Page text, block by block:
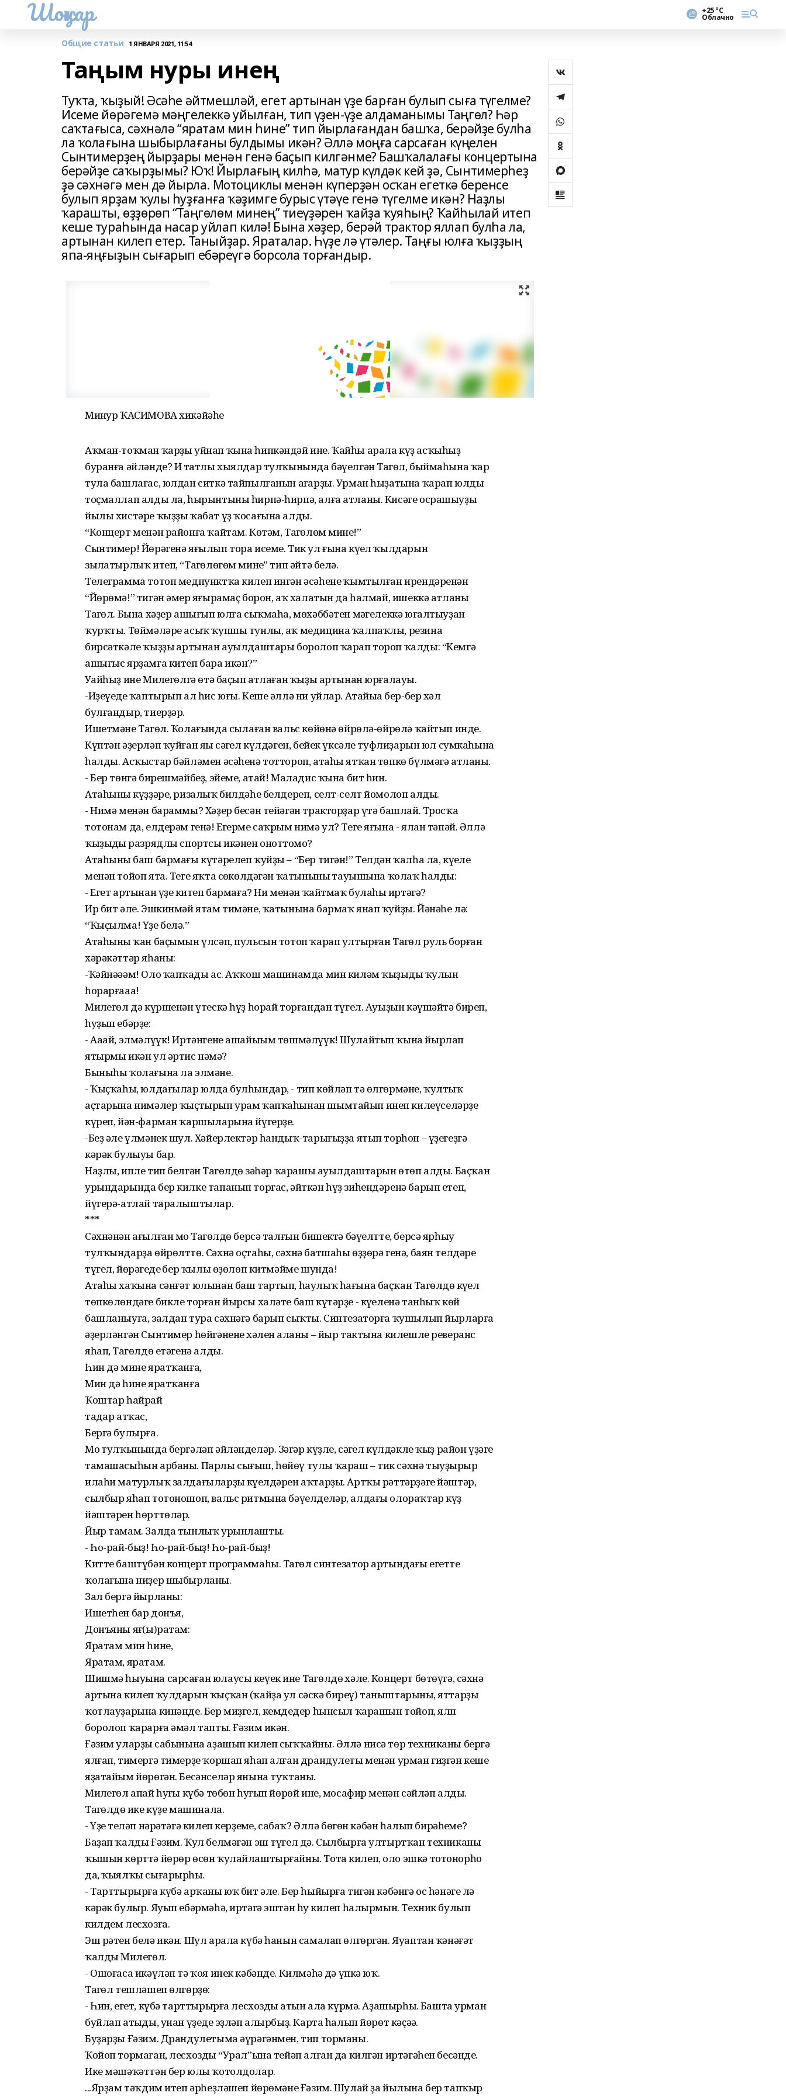
Шоңҡар +25 °С
Облачно
Общие статьи 1 ЯНВАРЯ 2021, 11:54
Таңым нуры инең
Туҡта, ҡыҙый! Әсәһе әйтмешләй, егет артынан үҙе барған булып сыға түгелме?
Исеме йөрәгемә мәңгелеккә уйылған, тип үҙен-үҙе алдаманымы Таңгөл? Һәр
саҡтағыса, сәхнәлә “яратам мин һине” тип йырлағандан башҡа, берәйҙе булһа
ла ҡолағына шыбырлағаны булдымы икән? Әллә моңға сарсаған күңелен
Сынтимерҙең йырҙары менән генә баҫып килгәнме? Башҡалалағы концертына
берәйҙе саҡырҙымы? Юҡ! Йырлағың килһә, матур күлдәк кей ҙә, Сынтимерһеҙ
ҙә сәхнәгә мен дә йырла. Мотоциклы менән күперҙән осҡан егеткә беренсе
булып ярҙам ҡулы һуҙғанға ҡәҙимге бурыс үтәүе генә түгелме икән? Наҙлы
ҡарашты, өҙҙөрөп “Таңгөлөм минең” тиеүҙәрен ҡайҙа ҡуяһың? Ҡайһылай итеп
кеше тураһында насар уйлап килә! Бына хәҙер, берәй трактор яллап булһа ла,
артынан килеп етер. Таныйҙар. Яраталар. Һүҙе лә үтәлер. Таңғы юлға ҡыҙҙың
япа-яңғыҙын сығарып ебәреүгә борсола торғандыр.
Миңнур ҠАСИМОВА хикәйәһе
Аҡман-тоҡман ҡарҙы уйнап ҡына һипкәндәй ине. Ҡайһы арала күҙ асҡыһыҙ
буранға әйләнде? Иң татлы хыялдар тулҡынында бәүелгән Таңгөл, быймаһына ҡар
тула башлағас, юлдан ситкә тайпылғанын аңғарҙы. Урман һыҙатына ҡарап юлды
тоҫмаллап алды ла, һырынтыны һирпә-һирпә, алға атланы. Кисәге осрашыуҙың
йылы хистәре ҡыҙҙы ҡабат үҙ ҡосағына алды.
“Концерт менән районға ҡайтам. Көтәм, Таңгөлөм минең!”
Сынтимер! Йөрәгенә яғылып тора исеме. Тик ул ғына күңел ҡылдарын
зыңлатырлыҡ итеп, “Таңгөлөгөм минең” тип әйтә белә.
Телеграмма тотоп медпунктҡа килеп ингән әсәһенең ҡымтылған ирендәренән
“Йөрөмә!” тигән әмер яңғырамаҫ борон, аҡ халатын да һалмай, ишеккә атланы
Таңгөл. Бына хәҙер ашығып юлға сыҡмаһа, мөхәббәтен мәңгелеккә юғалтыуҙан
ҡурҡты. Төймәләре асыҡ ҡупшы тунлы, аҡ медицина ҡалпаҡлы, резина
бирсәткәле ҡыҙҙың артынан ауылдаштары боролоп ҡарап тороп ҡалды: “Кемгә
ашығыс ярҙамға китеп бара икән?”
Уңайһыҙ ине Миңлегөлгә өтә баҫып атлаған ҡыҙы артынан юрғалауы.
-Иҙеүеңде ҡаптырып ал һис юғы. Кеше әллә ни уйлар. Атайыңа бер-бер хәл
булғандыр, тиерҙәр.
Ишетмәне Таңгөл. Ҡолағында сыңлаған вальс көйөнә өйрөлә-өйрөлә ҡайтып инде.
Күптән әҙерләп ҡуйған яңы сәңгел күлдәген, бейек үксәле туфлиҙарын юл сумкаһына
һалды. Асҡыстар бәйләмен әсәһенә тоттороп, атаһы ятҡан төпкө бүлмәгә атланы.
- Бер төнгә бирешмәйбеҙ, эйеме, атай! Маладис ҡына бит һин.
Атаһының күҙҙәре, ризалыҡ билдәһе белдереп, селт-селт йомолоп алды.
- Нимә менән бараммы? Хәҙер бесән тейәгән тракторҙар үтә башлай. Тросҡа
тотонам да, елдерәм генә! Егерме саҡрым нимә ул? Теге яғына - ялан тәпәй. Әллә
ҡыҙыңдың разрядлы спортсы икәнен оноттоңмо?
Атаһының баш бармағы күтәрелеп ҡуйҙы – “Бер тигән!” Телдән ҡалһа ла, күңеле
менән тойоп ята. Теге яҡта сөңкөлдәгән ҡатынының тауышына ҡолаҡ һалды:
- Егет артынан үҙең китеп бармаға? Ни менән ҡайтмаҡ булаһың иртәгә?
Ир бит әле. Эшкинмәй ятам тимәне, ҡатынына бармаҡ янап ҡуйҙы. Йәнәһе лә:
“Ҡыҫылма! Үҙе белә.”
Атаһының ҡан баҫымын үлсәп, пульсын тотоп ҡарап ултырған Таңгөл руль борған
хәрәкәттәр яһаны:
-Ҡәйнәәәм! Оло ҡапҡаңды ас. Аҡҡош машинамда мин киләм ҡыҙыңдың ҡулын
һорарғааа!
Миңлегөл дә күршенән үтескә һүҙ һорай торғандан түгел. Ауыҙын кәүшәйтә биреп,
һуҙып ебәрҙе:
- Ааай, элмәлүүк! Иртәнгене ашайыым төшмәлүүк! Шулайтып ҡына йырлап
ятырмы икән ул әртис нәмәң?
Быныһы ҡолағына ла элмәне.
- Ҡыҫҡаһы, юлдағылар юлда булһындар, - тип көйләп тә өлгөрмәне, ҡултыҡ
аҫтарына нимәлер ҡыҫтырып урам ҡапҡаһынан шымтайып инеп килеүселәрҙе
күреп, йән-фарман ҡаршыларына йүгерҙе.
-Беҙ әле үлмәнек шул. Хәйерлектәр һандыҡ-тарығыҙҙа ятып торһон – үҙегеҙгә
кәрәк булыуы бар.
Наҙлы, ипле тип белгән Таңгөлдөң зәһәр ҡарашы ауылдаштарын өтөп алды. Баҫҡан
урындарында бер килке тапанып торғас, әйткән һүҙ зиһендәренә барып етеп,
йүгерә-атлай таралыштылар.
***
Сәхнәнән ағылған моң Таңгөлдө берсә талғын бишектә бәүелтте, берсә ярһыу
тулҡындарҙа өйрөлттө. Сәхнә оҫтаһы, сәхнә батшаһы өҙҙөрә генә, баян телдәре
түгел, йөрәгеңдең бер ҡылы өҙөлөп китмәйме шунда!
Атаһы хаҡына сәнғәт юлынан баш тартып, һаулыҡ һағына баҫҡан Таңгөлдөң күңел
төпкөлөндәге бикле торған йырсы халәте баш күтәрҙе - күңеленә танһыҡ көй
башланыуға, залдан тура сәхнәгә барып сыҡты. Синтезаторға ҡушылып йырларға
әҙерләнгән Сынтимер һөйгәненең хәлен аңланы – йыр тактына килешле реверанс
яһап, Таңгөлдө етәгенә алды.
Һин дә мине яратҡанға,
Мин дә һине яратҡанға
Ҡоштар һайрай
таңдар атҡас,
Бергә булырға.
Моң тулҡынында бергәләп әйләнделәр. Зәңгәр күҙле, сәңгел күлдәкле ҡыҙ район үҙәге
тамашасыһын арбаны. Парлы сығыш, һөйөү тулы ҡараш – тик сәхнә тыуҙырыр
илаһи матурлыҡ залдағыларҙың күңелдәрен аҡтарҙы. Артҡы рәттәрҙәге йәштәр,
сылбыр яһап тотоношоп, вальс ритмына бәүелделәр, алдағы олораҡтар күҙ
йәштәрен һөрттөләр.
Йыр тамам. Залда тынлыҡ урынлашты.
- Һо-рай-быҙ! Һо-рай-быҙ! Һо-рай-быҙ!
Китте баштүбән концерт программаһы. Таңгөл синтезатор артындағы егеттең
ҡолағына ниҙер шыбырланы.
Зал бергә йырланы:
Ишетһен бар донъя,
Донъяны яңғ(ы)ратам:
Яратам мин һине,
Яратам, яратам.
Шишмә һыуына сарсаған юлаусы кеүек ине Таңгөлдөң хәле. Концерт бөтөүгә, сәхнә
артына килеп ҡулдарын ҡыҫҡан (ҡайҙа ул сәскә биреү) таныштарының, яттарҙың
ҡотлауҙарына кинәнде. Бер миҙгел, кемдеңдер һынсыл ҡарашын тойоп, ялп
боролоп ҡарарға әмәл тапты. Ғәзим икән.
Ғәзим уларҙың сабынына аҙашып килеп сыҡҡайны. Әллә нисә төр техниканы бергә
ялғап, тимергә тимерҙе ҡоршап яһап алған драндулеты менән урман гиҙгән кеше
яҙатайым йөрөгән. Бесәнселәр янына туҡтаны.
Миңлегөл апай һуңғы күбә төбөн һуғып йөрөй ине, мосафир менән сәйләп алды.
Таңгөлдөң ике күҙе машинала.
- Үҙең теләп нәрәтәгә килеп керҙеңме, сабаҡ? Әллә бөгөн кәбән һалып бирәһеңме?
Баҙап ҡалды Ғәзим. Ҡул белмәгән эш түгел дә. Сылбырға ултыртҡан техниканы
ҡышын көрттә йөрөр өсөн ҡулайлаштырғайны. Тота килеп, оло эшкә тотонорһоң
да, ҡыялҡы сығарырһың.
- Тарттырырға күбә арҡаны юҡ бит әле. Бер һыйырға тигән кәбәнгә ос һәнәге лә
кәрәк булыр. Яуып ебәрмәһә, иртәгә эштән һуң килеп һалырмын. Техник булып
килдем лесхозға.
Эш рәтен белә икән. Шул арала күбә һанын самалап өлгөргән. Яуаптан ҡәнәғәт
ҡалды Миңлегөл.
- Ошоғаса икәүләп тә ҡоя инек кәбәнде. Килмәһәң дә үпкә юҡ.
Таңгөл тешләшеп өлгөрҙө:
- Һин, егет, күбә тарттырырға лесхоздың атын ала күрмә. Аҙашырһың. Башта урман
буйлап атыңды, унан үҙеңде эҙләп алырбыҙ. Карта һалып йөрөт кәҫәңә.
Буҙарҙы Ғәзим. Драндулетыма әүрәгәнмен, тип торманы.
Ҡойоп тормаған, лесхоздың “Урал”ына тейәп алған да килгән иртәгәһен бесәнде.
Ике мәшәҡәттән бер юлы ҡотолдолар.
...Ярҙам тәҡдим итеп әрһеҙләшеп йөрөмәне Ғәзим. Шулай ҙа йылына бер тапҡыр